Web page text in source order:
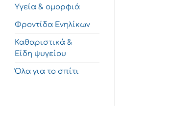
Υγεία & ομορφιά
Φροντίδα Ενηλίκων
Καθαριστικά &
Είδη ψυγείου
Όλα για το σπίτι